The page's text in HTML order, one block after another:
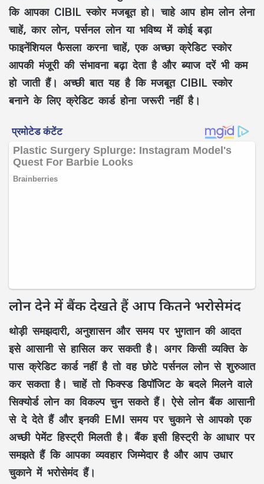
कि आपका CIBIL स्कोर मजबूत हो। चाहे आप होम लोन लेना
चाहें, कार लोन, पर्सनल लोन या भविष्य में कोई बड़ा
फाइनेंशियल फैसला करना चाहें, एक अच्छा क्रेडिट स्कोर
आपकी मंजूरी की संभावना बढ़ा देता है और ब्याज दरें भी कम
हो जाती हैं। अच्छी बात यह है कि मजबूत CIBIL स्कोर
बनाने के लिए क्रेडिट कार्ड होना जरूरी नहीं है।
लोन देने में बैंक देखते हैं आप कितने भरोसेमंद
थोड़ी समझदारी, अनुशासन और समय पर भुगतान की आदत
इसे आसानी से हासिल कर सकती है। अगर किसी व्यक्ति के
पास क्रेडिट कार्ड नहीं है तो वह छोटे पर्सनल लोन से शुरुआत
कर सकता है। चाहें तो फिक्स्ड डिपॉजिट के बदले मिलने वाले
सिक्योर्ड लोन का विकल्प चुन सकते हैं। ऐसे लोन बैंक आसानी
से दे देते हैं और इनकी EMI समय पर चुकाने से आपको एक
अच्छी पेमेंट हिस्ट्री मिलती है। बैंक इसी हिस्ट्री के आधार पर
समझते हैं कि आपका व्यवहार जिम्मेदार है और आप उधार
चुकाने में भरोसेमंद हैं।